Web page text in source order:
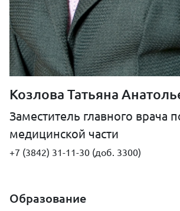
Козлова Татьяна
Заместитель главного врача
медицинской части
+7 (3842) 31-11-30 (доб. 3300)
Образование